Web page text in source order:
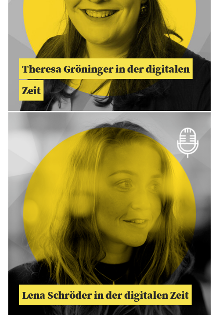
Theresa Gröninger in der digitalen
Zeit
Lena Schröder in der digitalen Zeit